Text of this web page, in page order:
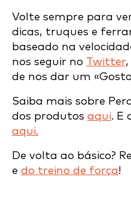
Volte sempre para
dicas, truques e
baseado na
nos seguir no Twitter,
de nos dar um
Saiba mais sobre
dos produtos aqui. E
aqui.
De volta ao básico?
e do treino de força!